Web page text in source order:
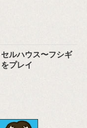
ルハウス〜フシギ
プレイ